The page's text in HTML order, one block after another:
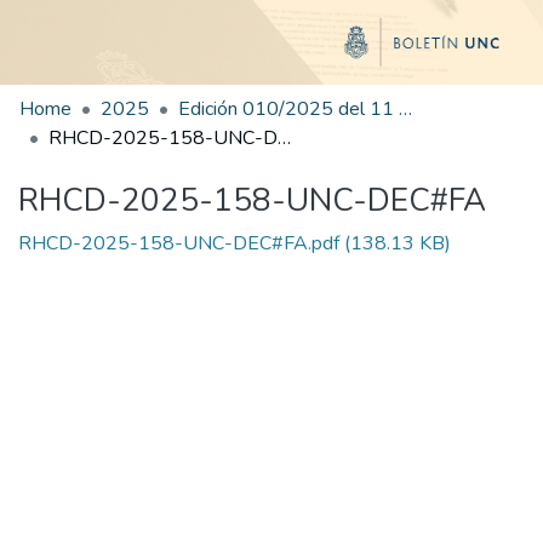
Home 2025
Edición 010/2025 del 11 de julio de 2025
RHCD-2025-158-UNC-DEC#FA
RHCD-2025-158-UNC-DEC#FA
RHCD-2025-158-UNC-DEC#FA.pdf(138.13 KB)